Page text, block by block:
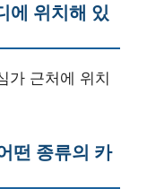
에 위치해 있
가 근처에 위치
떤 종류의 카